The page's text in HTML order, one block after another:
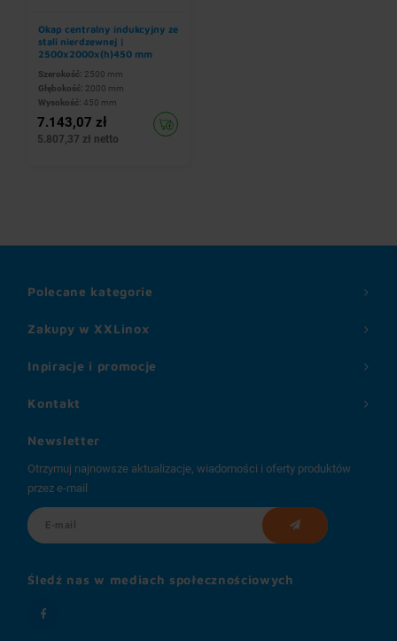
Okap centralny indukcyjny ze
stali nierdzewnej |
2500x2000x(h)450 mm
Szerokość: 2500 mm
Głębokość: 2000 mm
Wysokość: 450 mm
7.143,07 zł
5.807,37 zł netto
Zakupy w XXLinox
Inpiracje i promocje
Polecane kategorie
Kontakt
Newsletter
Otrzymuj najnowsze aktualizacje, wiadomości i oferty produktów
przez e-mail
Śledź nas w mediach społecznościowych